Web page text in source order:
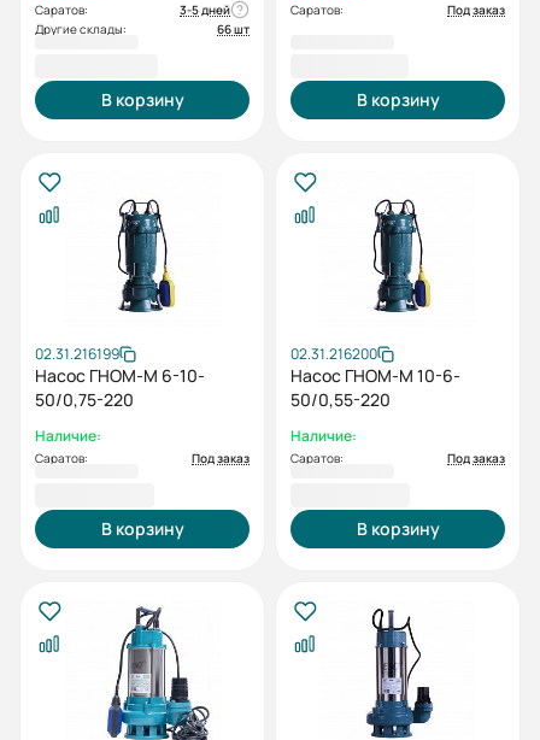
Саратов:
3-5 дней
Другие склады:
66 шт
В корзину
Саратов: Под заказ
В корзину
02.31.216199
Насос ГНОМ-М 6-10-
50/0,75-220
Наличие:
Саратов: Под заказ
В корзину
02.31.216200
Насос ГНОМ-М 10-6-
50/0,55-220
Наличие:
Саратов: Под заказ
В корзину